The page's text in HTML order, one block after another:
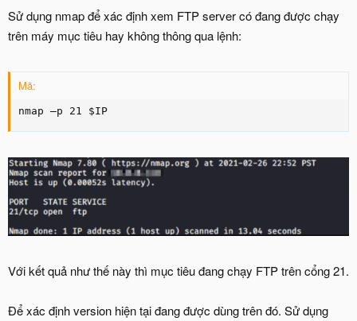
Sử dụng nmap để xác định xem FTP server có đang được chạy
trên máy mục tiêu hay không thông qua lệnh:
Mã:
nmap –p 21 $IP
Với kết quả như thế này thì mục tiêu đang chạy FTP trên cổng 21.
Để xác định version hiện tại đang được dùng trên đó. Sử dụng